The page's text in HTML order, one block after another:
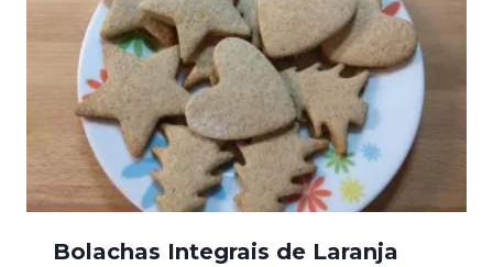
Bolachas Integrais de Laranja